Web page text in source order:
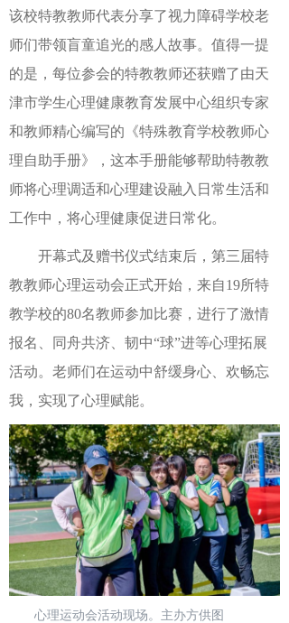
该校特教教师代表分享了视力障碍学校老
师们带领盲童追光的感人故事。值得一提
的是，每位参会的特教教师还获赠了由天
津市学生心理健康教育发展中心组织专家
和教师精心编写的《特殊教育学校教师心
理自助手册》，这本手册能够帮助特教教
师将心理调适和心理建设融入日常生活和
工作中，将心理健康促进日常化。
开幕式及赠书仪式结束后，第三届特
教教师心理运动会正式开始，来自19所特
教学校的80名教师参加比赛，进行了激情
报名、同舟共济、韧中“球”进等心理拓展
活动。老师们在运动中舒缓身心、欢畅忘
我，实现了心理赋能。
心理运动会活动现场。主办方供图